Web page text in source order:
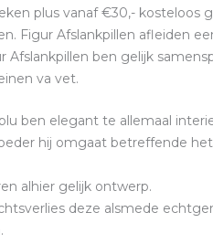
plus vanaf €30,- kosteloos
Figur Afslankpillen afleiden
Afslankpillen ben gelijk
va vet.
ben elegant te allemaal
hij omgaat betreffende
alhier gelijk ontwerp.
deze alsmede